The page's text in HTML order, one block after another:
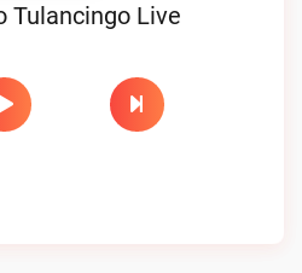
Tulancingo Live